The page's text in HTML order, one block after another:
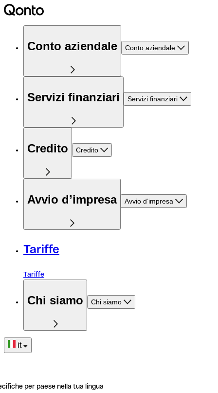
Conto aziendale Conto aziendale
Servizi finanziari Servizi finanziari
Credito Credito
Avvio d’impresa Avvio d’impresa
Tariffe
Tariffe
Chi siamo Chi siamo
it
per paese nella tua lingua